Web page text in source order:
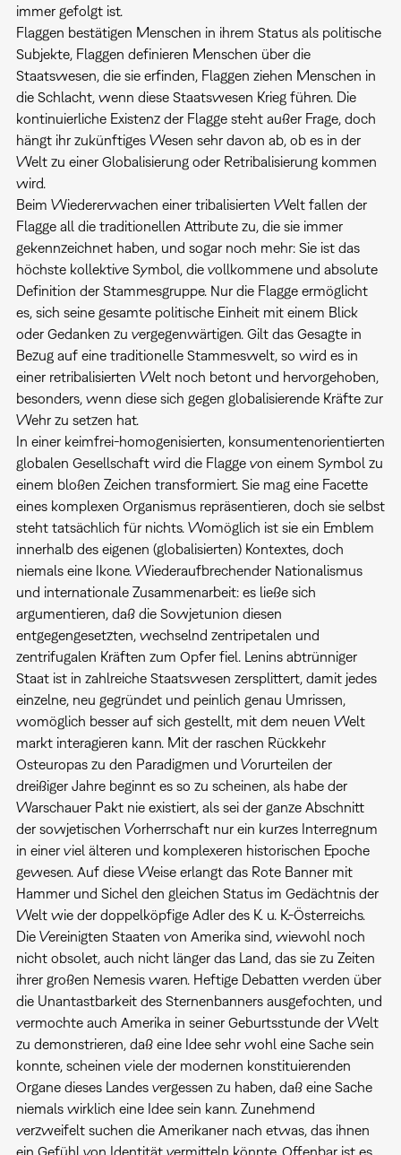
immer gefolgt ist.
Flaggen bestätigen Menschen in ihrem Status als politische
Subjekte, Flaggen definieren Menschen über die
Staatswesen, die sie erfinden, Flaggen ziehen Menschen in
die Schlacht, wenn diese Staatswesen Krieg führen. Die
kontinuierliche Existenz der Flagge steht außer Frage, doch
hängt ihr zukünftiges Wesen sehr davon ab, ob es in der
Welt zu einer Globalisierung oder Retribalisierung kommen
wird.
Beim Wiedererwachen einer tribalisierten Welt fallen der
Flagge all die traditionellen Attribute zu, die sie immer
gekennzeichnet haben, und sogar noch mehr: Sie ist das
höchste kollektive Symbol, die vollkommene und absolute
Definition der Stammesgruppe. Nur die Flagge ermöglicht
es, sich seine gesamte politische Einheit mit einem Blick
oder Gedanken zu vergegenwärtigen. Gilt das Gesagte in
Bezug auf eine traditionelle Stammeswelt, so wird es in
einer retribalisierten Welt noch betont und hervorgehoben,
besonders, wenn diese sich gegen globalisierende Kräfte zur
Wehr zu setzen hat.
In einer keimfrei-homogenisierten, konsumentenorientierten
globalen Gesellschaft wird die Flagge von einem Symbol zu
einem bloßen Zeichen transformiert. Sie mag eine Facette
eines komplexen Organismus repräsentieren, doch sie selbst
steht tatsächlich für nichts. Womöglich ist sie ein Emblem
innerhalb des eigenen (globalisierten) Kontextes, doch
niemals eine Ikone. Wiederaufbrechender Nationalismus
und internationale Zusammenarbeit: es ließe sich
argumentieren, daß die Sowjetunion diesen
entgegengesetzten, wechselnd zentripetalen und
zentrifugalen Kräften zum Opfer fiel. Lenins abtrünniger
Staat ist in zahlreiche Staatswesen zersplittert, damit jedes
einzelne, neu gegründet und peinlich genau Umrissen,
womöglich besser auf sich gestellt, mit dem neuen Welt
markt interagieren kann. Mit der raschen Rückkehr
Osteuropas zu den Paradigmen und Vorurteilen der
dreißiger Jahre beginnt es so zu scheinen, als habe der
Warschauer Pakt nie existiert, als sei der ganze Abschnitt
der sowjetischen Vorherrschaft nur ein kurzes Interregnum
in einer viel älteren und komplexeren historischen Epoche
gewesen. Auf diese Weise erlangt das Rote Banner mit
Hammer und Sichel den gleichen Status im Gedächtnis der
Welt wie der doppelköpfige Adler des K. u. K.-Österreichs.
Die Vereinigten Staaten von Amerika sind, wiewohl noch
nicht obsolet, auch nicht länger das Land, das sie zu Zeiten
ihrer großen Nemesis waren. Heftige Debatten werden über
die Unantastbarkeit des Sternenbanners ausgefochten, und
vermochte auch Amerika in seiner Geburtsstunde der Welt
zu demonstrieren, daß eine Idee sehr wohl eine Sache sein
konnte, scheinen viele der modernen konstituierenden
Organe dieses Landes vergessen zu haben, daß eine Sache
niemals wirklich eine Idee sein kann. Zunehmend
verzweifelt suchen die Amerikaner nach etwas, das ihnen
ein Gefühl von Identität vermitteln könnte. Offenbar ist es